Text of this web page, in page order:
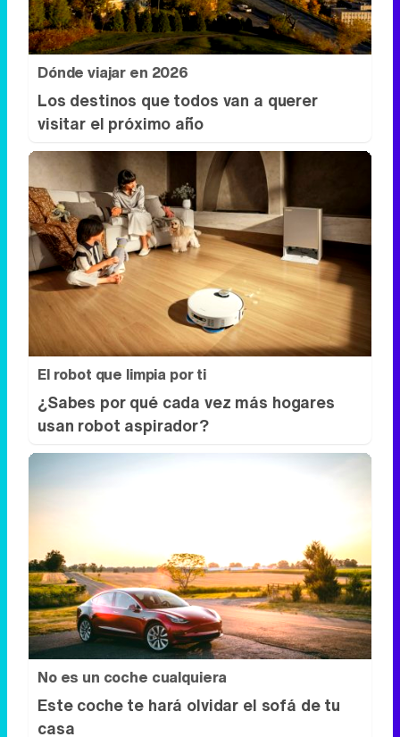
El robot que limpia por ti
¿Sabes por qué cada vez más hogares
usan robot aspirador?
No es un coche cualquiera
Este coche te hará olvidar el sofá de tu
casa